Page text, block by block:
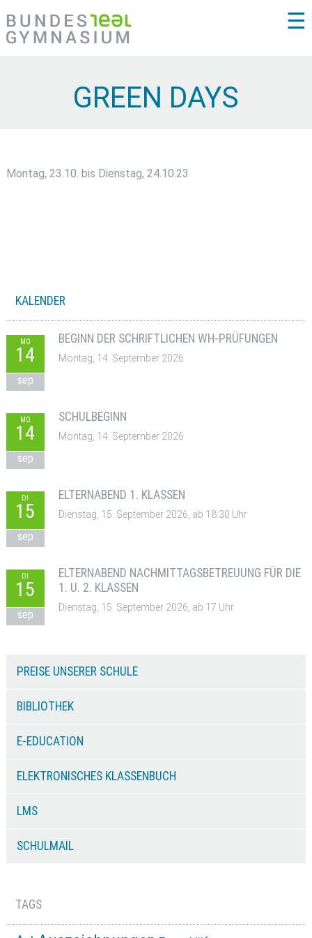
☰
GREEN DAYS
Montag, 23.10. bis Dienstag, 24.10.23
KALENDER
MO
14
sep
BEGINN DER SCHRIFTLICHEN WH-PRÜFUNGEN
Montag, 14. September 2026
MO
14
sep
SCHULBEGINN
Montag, 14. September 2026
DI
15
sep
ELTERNABEND 1. KLASSEN
Dienstag, 15. September 2026, ab 18:30 Uhr
DI
15
sep
ELTERNABEND NACHMITTAGSBETREUUNG FÜR DIE
1. U. 2. KLASSEN
Dienstag, 15. September 2026, ab 17 Uhr
PREISE UNSERER SCHULE
BIBLIOTHEK
E-EDUCATION
ELEKTRONISCHES KLASSENBUCH
LMS
SCHULMAIL
TAGS